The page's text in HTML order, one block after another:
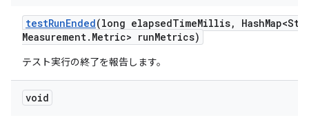
testRunEnded(long elapsedTimeMillis, Hash
Measurement. Metric> runMetrics)
テスト実行の終了を報告します。
void